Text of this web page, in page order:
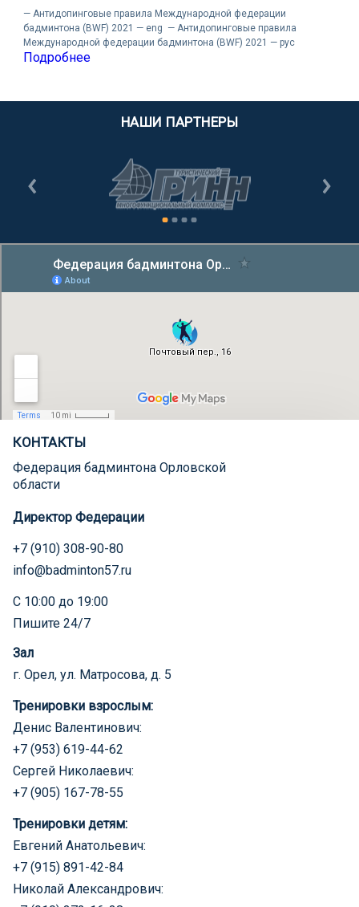
— Антидопинговые правила Международной федерации
бадминтона (BWF) 2021 — eng — Антидопинговые правила
Международной федерации бадминтона (BWF) 2021 — рус
Подробнее
НАШИ ПАРТНЕРЫ
КОНТАКТЫ
Федерация бадминтона Орловской
области
Директор Федерации
+7 (910) 308-90-80
info@badminton57.ru
С 10:00 до 19:00
Пишите 24/7
Зал
г. Орел, ул. Матросова, д. 5
Тренировки взрослым:
Денис Валентинович:
+7 (953) 619-44-62
Сергей Николаевич:
+7 (905) 167-78-55
Тренировки детям:
Евгений Анатольевич:
+7 (915) 891-42-84
Николай Александрович: